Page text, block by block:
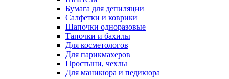
Бумага для депиляции
Салфетки и коврики
Шапочки одноразовые
Тапочки и бахилы
Для косметологов
Для парикмахеров
Простыни, чехлы
Для маникюра и педикюра